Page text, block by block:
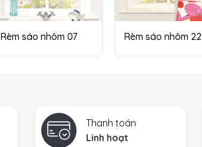
Rèm sáo nhôm 07 Rèm sáo nhôm 22
Thanh toán
Linh hoạt